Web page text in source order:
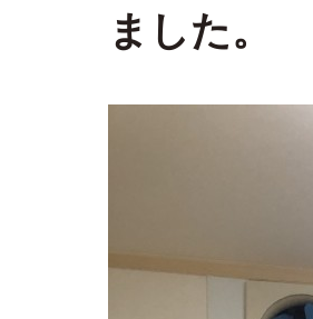
ました。